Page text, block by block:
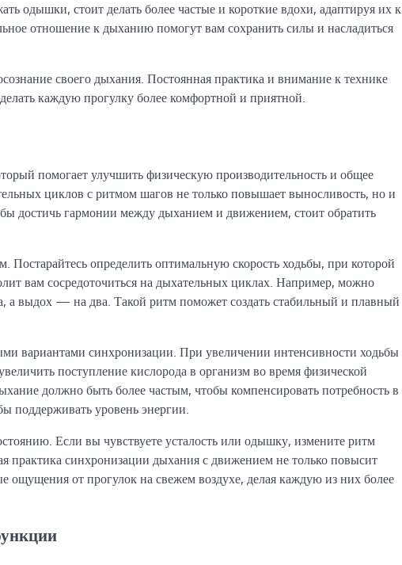
одышки, стоит делать более частые и короткие вдохи, адаптируя их к
отношение к дыханию помогут вам сохранить силы и насладиться
своего дыхания. Постоянная практика и внимание к технике
каждую прогулку более комфортной и приятной.
помогает улучшить физическую производительность и общее
циклов с ритмом шагов не только повышает выносливость, но и
достичь гармонии между дыханием и движением, стоит обратить
определить оптимальную скорость ходьбы, при которой
вам сосредоточиться на дыхательных циклах. Например, можно
а выдох — на два. Такой ритм поможет создать стабильный и плавный
вариантами синхронизации. При увеличении интенсивности ходьбы
поступление кислорода в организм во время физической
должно быть более частым, чтобы компенсировать потребность в
поддерживать уровень энергии.
Если вы чувствуете усталость или одышку, измените ритм
практика синхронизации дыхания с движением не только повысит
ощущения от прогулок на свежем воздухе, делая каждую из них более